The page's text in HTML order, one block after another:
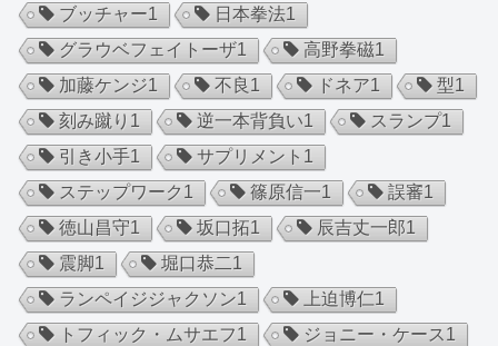
ブッチャー1 日本拳法1
グラウベフェイトーザ1 高野拳磁1
加藤ケンジ1 不良 1 ドネア1 型1
刻み蹴り 1 逆一本背負い1 スランプ1
引き小手1 サプリメント 1
ステップワーク1 篠原信一1 誤審1
徳山昌守1 坂口拓1 辰吉丈一郎1
震脚1 堀口恭二1
ランペイジジャクソン1 上迫博仁1
トフィック・ムサエフ1 ジョニー・ケース1